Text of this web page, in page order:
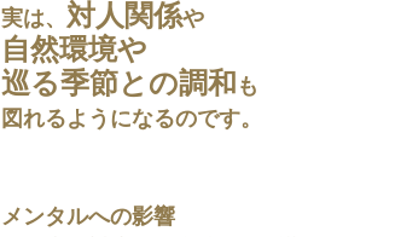
実は、 対人関係や
自然環境や
巡る季節との調和も
図れるようになるのです。
メンタルへの影響